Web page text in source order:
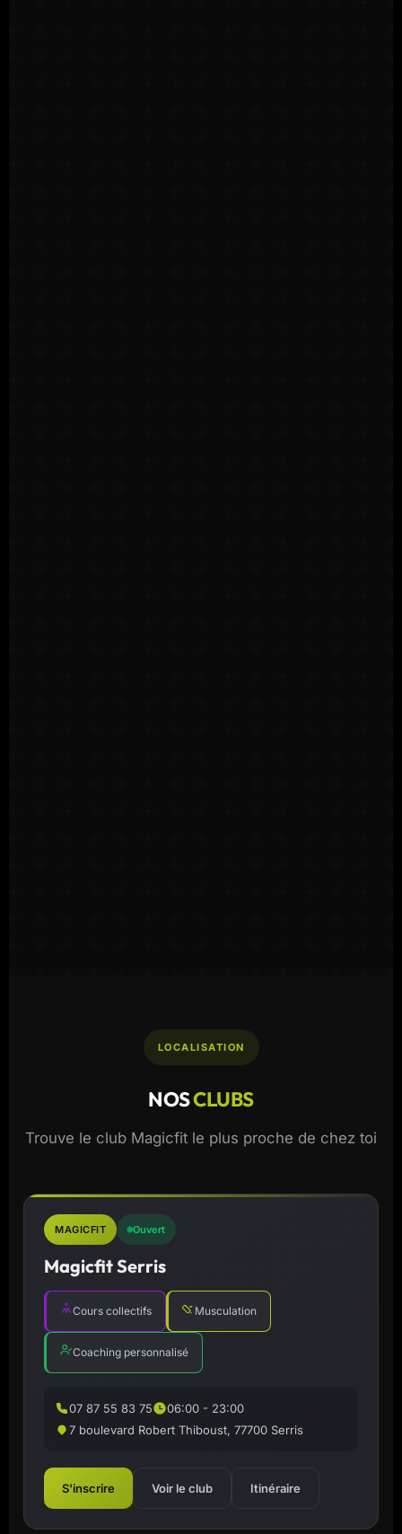
LOCALISATION
NOSCLUBS
Trouve le club Magicfit le plus proche de chez toi
MAGICFIT Ouvert
Magicfit Serris
Cours collectifs Musculation
Coaching personnalisé
07 87 55 83 75
06:00 - 23:00
7 boulevard Robert Thiboust, 77700 Serris
S'inscrire Voir le club Itinéraire